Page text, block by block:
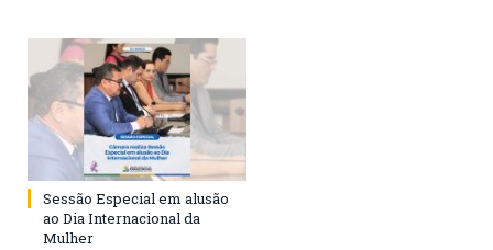
Sessão Especial em alusão
ao Dia Internacional da
Mulher